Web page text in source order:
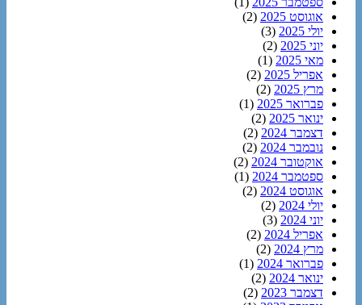
אוגוסט 2025
(2)
יולי 2025
(3)
יוני 2025
(2)
מאי 2025
(1)
אפריל 2025
(2)
מרץ 2025
(2)
פברואר 2025
(1)
ינואר 2025
(2)
דצמבר 2024
(2)
נובמבר 2024
(2)
אוקטובר 2024
(2)
ספטמבר 2024
(1)
אוגוסט 2024
(2)
יולי 2024
(2)
יוני 2024
(3)
אפריל 2024
(2)
מרץ 2024
(2)
פברואר 2024
(1)
ינואר 2024
(2)
דצמבר 2023
(2)